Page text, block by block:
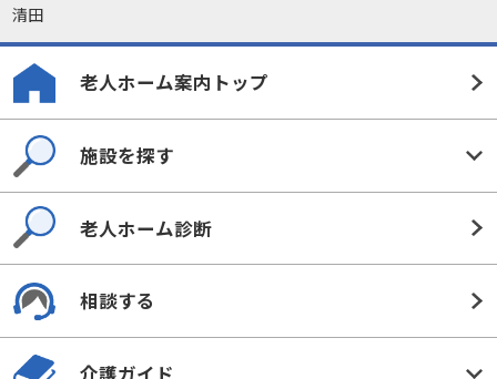
清田
老人ホーム案内トップ
施設を探す
老人ホーム診断
相談する
介護ガイド